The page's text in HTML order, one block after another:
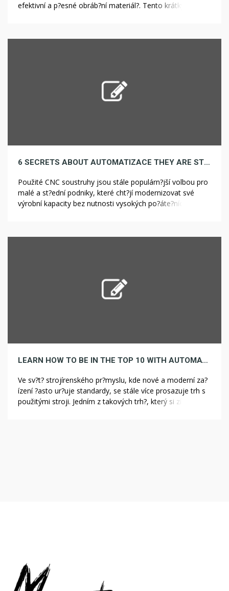
efektivní a p?esné obráb?ní materiál?. Tento krátký report
hlavní výhody a nevýhody tohoto typu nákupu. Co je
6 SECRETS ABOUT AUTOMATIZACE THEY ARE STILL KEEPING FROM YOU
Použité CNC soustruhy jsou stále populárn?jší volbou pro
malé a st?ední podniky, které cht?jí modernizovat své
výrobní kapacity bez nutnosti vysokých po?áte?ních
republice. 1. Stav trhu s použitými CNC soustruhy Trh s
LEARN HOW TO BE IN THE TOP 10 WITH AUTOMATIZACE
Ve sv?t? strojírenského pr?myslu, kde nové a moderní za?
ízení ?asto ur?uje standardy, se stále více prosazuje trh s
použitými stroji. Jedním z takových trh?, který si získává